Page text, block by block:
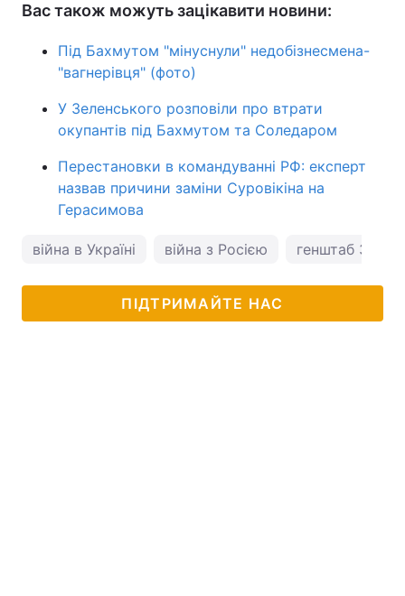
Вас також можуть зацікавити новини:
Під Бахмутом "мінуснули" недобізнесмена-
"вагнерівця" (фото)
У Зеленського розповіли про втрати
окупантів під Бахмутом та Соледаром
Перестановки в командуванні РФ: експерт
назвав причини заміни Суровікіна на
Герасимова
війна в Україні війна з Росією генштаб ЗСУ
ПІДТРИМАЙТЕ НАС